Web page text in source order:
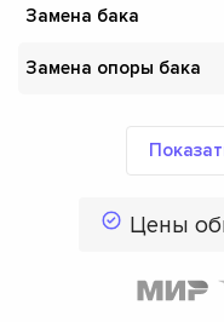
Замена бака
Замена опоры бака
Цены